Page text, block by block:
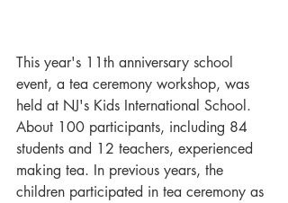
This year's 11th anniversary school
event, a tea ceremony workshop, was
held at NJ's Kids International School.
About 100 participants, including 84
students and 12 teachers, experienced
making tea. In previous years, the
children participated in tea ceremony as